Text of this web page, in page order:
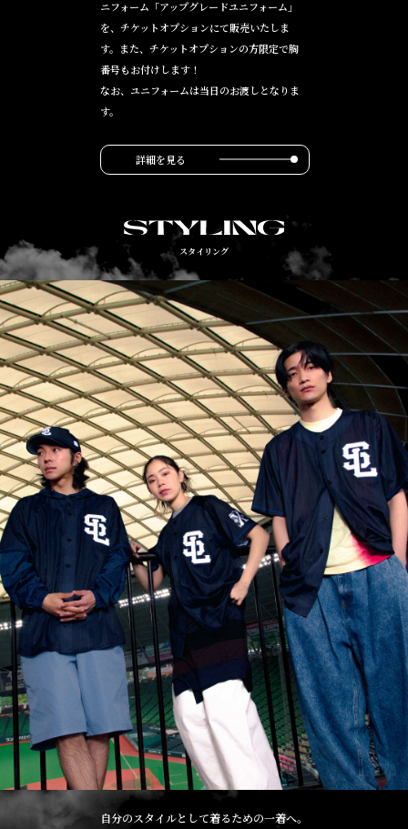
ニフォーム「アップグレードユニフォーム」
を、チケットオプションにて販売いたしま
す。また、チケットオプションの方限定で胸
番号もお付けします！
なお、ユニフォームは当日のお渡しとなりま
す。
詳細を見る
スタイリング
自分のスタイルとして着るための一着へ。